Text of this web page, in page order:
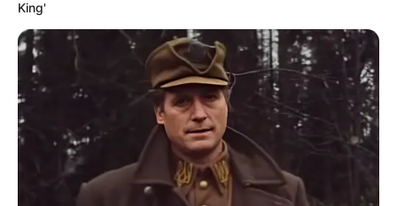
King'